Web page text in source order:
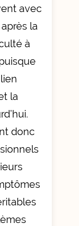
avec
la
à
la
donc